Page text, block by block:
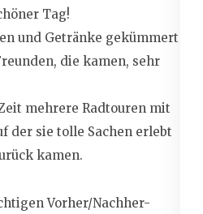
Tag!
und Getränke gekümmert
die kamen, sehr
mehrere Radtouren mit
der sie tolle Sachen erlebt
kamen.
Vorher/Nachher-